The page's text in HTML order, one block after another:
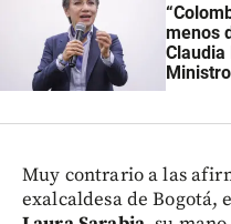
menos
Claudia
Muy contrario a las
exalcaldesa de Bogotá,